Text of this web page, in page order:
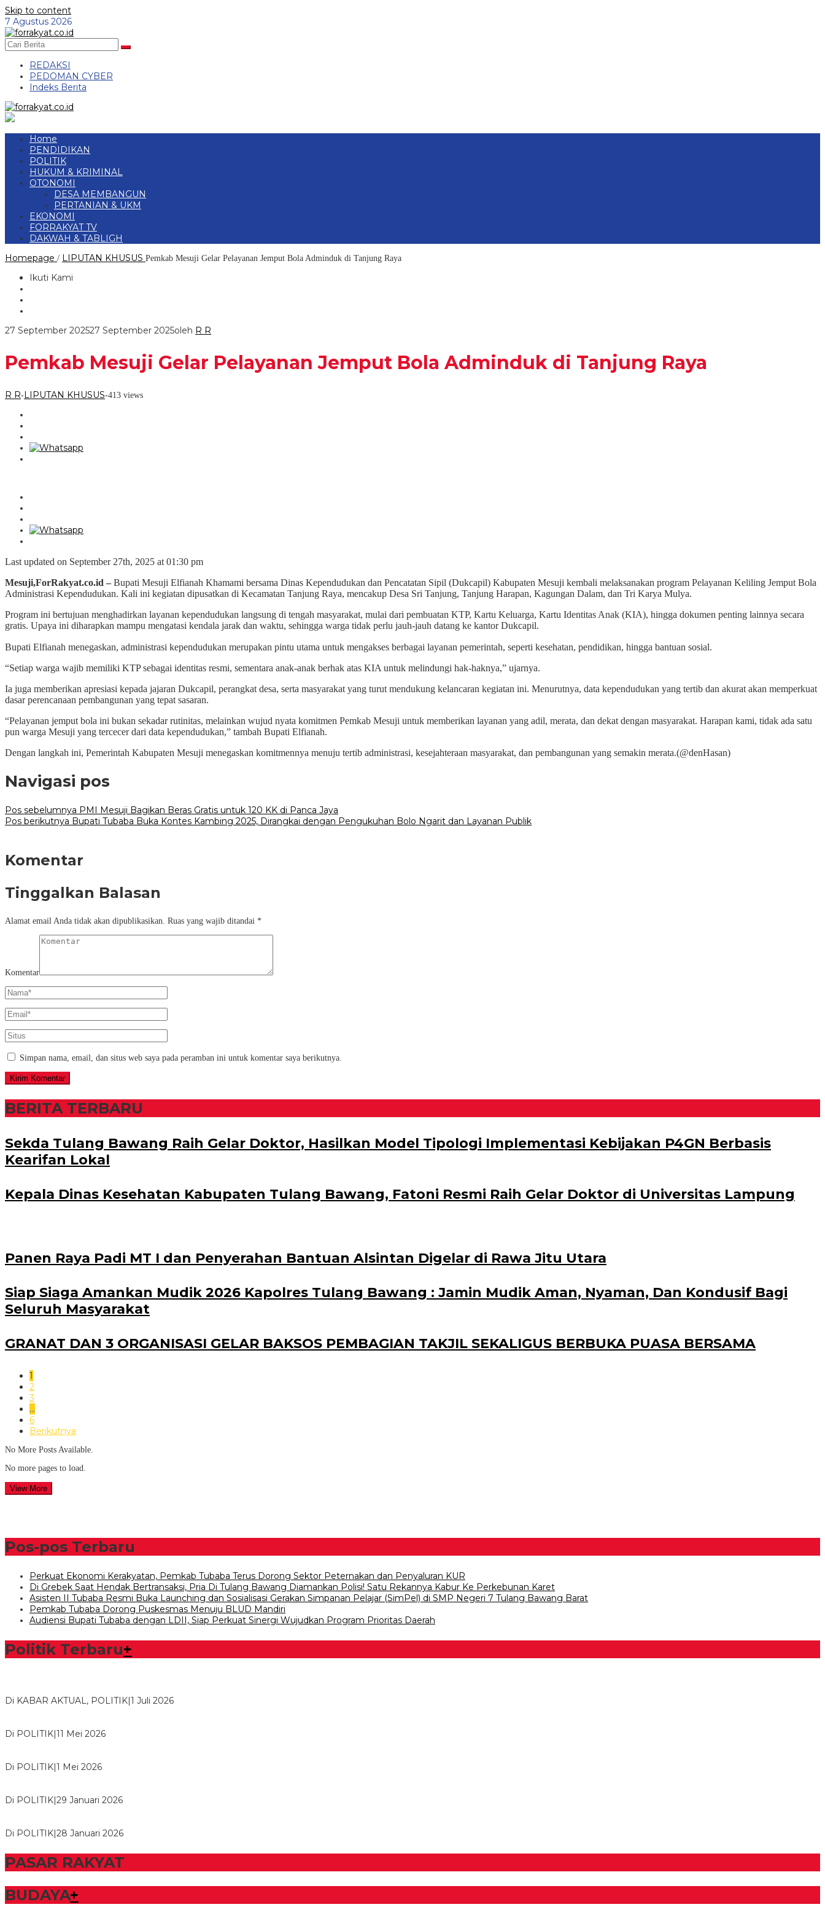
Skip to content
7 Agustus 2026
REDAKSI
PEDOMAN CYBER
Indeks Berita
Home
PENDIDIKAN
POLITIK
HUKUM & KRIMINAL
OTONOMI
DESA MEMBANGUN
PERTANIAN & UKM
EKONOMI
FORRAKYAT TV
DAKWAH & TABLIGH
Homepage / LIPUTAN KHUSUS Pemkab Mesuji Gelar Pelayanan Jemput Bola Adminduk di Tanjung Raya
Ikuti Kami
27 September 202527 September 2025oleh R R
Pemkab Mesuji Gelar Pelayanan Jemput Bola Adminduk di Tanjung Raya
R R-LIPUTAN KHUSUS-413 views
Last updated on September 27th, 2025 at 01:30 pm
Mesuji,ForRakyat.co.id – Bupati Mesuji Elfianah Khamami bersama Dinas Kependudukan dan Pencatatan Sipil (Dukcapil) Kabupaten Mesuji kembali melaksanakan program Pelayanan Keliling Jemput Bola
Administrasi Kependudukan. Kali ini kegiatan dipusatkan di Kecamatan Tanjung Raya, mencakup Desa Sri Tanjung, Tanjung Harapan, Kagungan Dalam, dan Tri Karya Mulya.
Program ini bertujuan menghadirkan layanan kependudukan langsung di tengah masyarakat, mulai dari pembuatan KTP, Kartu Keluarga, Kartu Identitas Anak (KIA), hingga dokumen penting lainnya secara
gratis. Upaya ini diharapkan mampu mengatasi kendala jarak dan waktu, sehingga warga tidak perlu jauh-jauh datang ke kantor Dukcapil.
Bupati Elfianah menegaskan, administrasi kependudukan merupakan pintu utama untuk mengakses berbagai layanan pemerintah, seperti kesehatan, pendidikan, hingga bantuan sosial.
“Setiap warga wajib memiliki KTP sebagai identitas resmi, sementara anak-anak berhak atas KIA untuk melindungi hak-haknya,” ujarnya.
Ia juga memberikan apresiasi kepada jajaran Dukcapil, perangkat desa, serta masyarakat yang turut mendukung kelancaran kegiatan ini. Menurutnya, data kependudukan yang tertib dan akurat akan memperkuat
dasar perencanaan pembangunan yang tepat sasaran.
“Pelayanan jemput bola ini bukan sekadar rutinitas, melainkan wujud nyata komitmen Pemkab Mesuji untuk memberikan layanan yang adil, merata, dan dekat dengan masyarakat. Harapan kami, tidak ada satu
pun warga Mesuji yang tercecer dari data kependudukan,” tambah Bupati Elfianah.
Dengan langkah ini, Pemerintah Kabupaten Mesuji menegaskan komitmennya menuju tertib administrasi, kesejahteraan masyarakat, dan pembangunan yang semakin merata.(@denHasan)
Navigasi pos
Pos sebelumnya PMI Mesuji Bagikan Beras Gratis untuk 120 KK di Panca Jaya
Pos berikutnya Bupati Tubaba Buka Kontes Kambing 2025, Dirangkai dengan Pengukuhan Bolo Ngarit dan Layanan Publik
Komentar
Tinggalkan Balasan
Alamat email Anda tidak akan dipublikasikan. Ruas yang wajib ditandai *
Komentar
Simpan nama, email, dan situs web saya pada peramban ini untuk komentar saya berikutnya.
BERITA TERBARU
Sekda Tulang Bawang Raih Gelar Doktor, Hasilkan Model Tipologi Implementasi Kebijakan P4GN Berbasis
Kearifan Lokal
Kepala Dinas Kesehatan Kabupaten Tulang Bawang, Fatoni Resmi Raih Gelar Doktor di Universitas Lampung
Panen Raya Padi MT I dan Penyerahan Bantuan Alsintan Digelar di Rawa Jitu Utara
Siap Siaga Amankan Mudik 2026 Kapolres Tulang Bawang : Jamin Mudik Aman, Nyaman, Dan Kondusif Bagi
Seluruh Masyarakat
GRANAT DAN 3 ORGANISASI GELAR BAKSOS PEMBAGIAN TAKJIL SEKALIGUS BERBUKA PUASA BERSAMA
1
2
3
…
6
Berikutnya
No More Posts Available.
No more pages to load.
View More
Pos-pos Terbaru
Perkuat Ekonomi Kerakyatan, Pemkab Tubaba Terus Dorong Sektor Peternakan dan Penyaluran KUR
Di Grebek Saat Hendak Bertransaksi, Pria Di Tulang Bawang Diamankan Polisi! Satu Rekannya Kabur Ke Perkebunan Karet
Asisten II Tubaba Resmi Buka Launching dan Sosialisasi Gerakan Simpanan Pelajar (SimPel) di SMP Negeri 7 Tulang Bawang Barat
Pemkab Tubaba Dorong Puskesmas Menuju BLUD Mandiri
Audiensi Bupati Tubaba dengan LDII, Siap Perkuat Sinergi Wujudkan Program Prioritas Daerah
Politik Terbaru+
Di KABAR AKTUAL, POLITIK|1 Juli 2026
Di POLITIK|11 Mei 2026
Di POLITIK|1 Mei 2026
Di POLITIK|29 Januari 2026
Di POLITIK|28 Januari 2026
PASAR RAKYAT
BUDAYA+